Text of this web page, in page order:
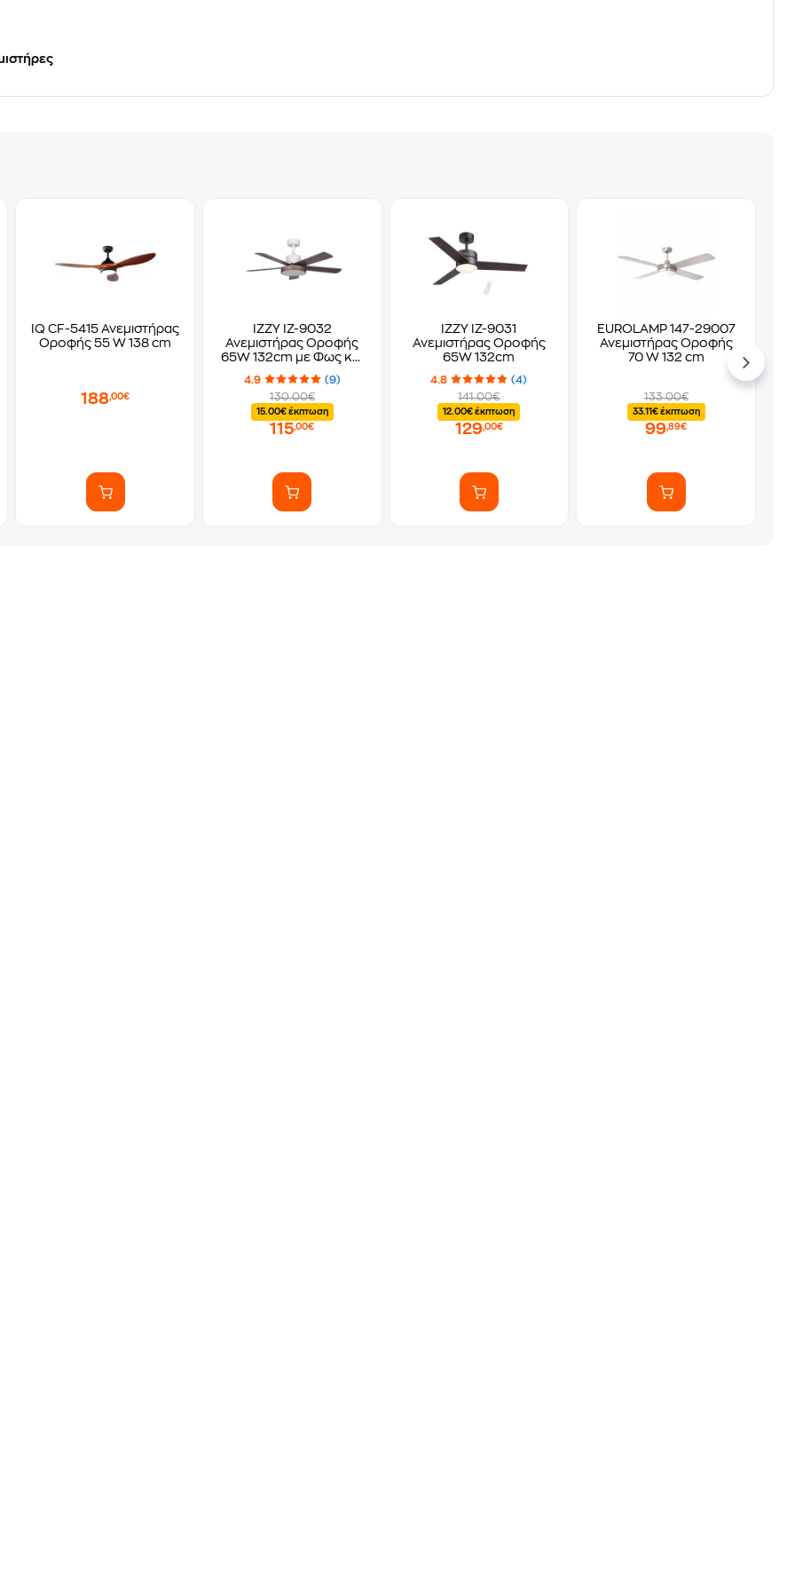
IQ CF-5415 Ανεμιστήρας
Οροφής 55 W 138 cm
188,00€
IZZY IZ-9032
Ανεμιστήρας Οροφής
65W 132cm με Φως και
Τηλεχειριστήριο
4.9
(9)
130.00€
15.00€ έκπτωση
115,00€
IZZY IZ-9031
Ανεμιστήρας Οροφής
65W 132cm
4.8
(4)
141.00€
12.00€ έκπτωση
129,00€
EUROLAMP 147-29007
Ανεμιστήρας Οροφής
70 W 132 cm
133.00€
33.11€ έκπτωση
99,89€